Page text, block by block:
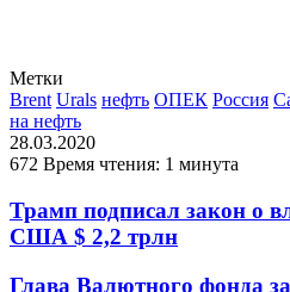
Метки
Brent Urals нефть ОПЕК Россия
на нефть
28.03.2020
672 Время чтения: 1 минута
Трамп подписал закон о
США $ 2,2 трлн
Глава Валютного фонда